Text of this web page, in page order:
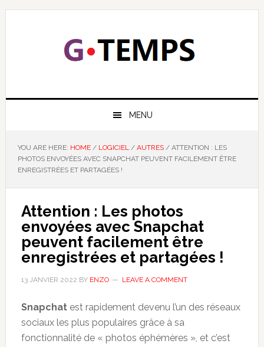
Skip
Skip
Skip
Skip
GTEMPS
MENU
YOU ARE HERE: HOME / LOGICIEL / AUTRES /ATTENTION : LES
PHOTOS ENVOYÉES AVEC SNAPCHAT PEUVENT FACILEMENT ÊTRE
ENREGISTRÉES ET PARTAGÉES !
Attention : Les photos
envoyées avec Snapchat
peuvent facilement être
enregistrées et partagées !
13 JANVIER 2022 BY ENZO LEAVE A COMMENT
Snapchat est rapidement devenu l’un des réseaux
sociaux les plus populaires grâce à sa
fonctionnalité de « photos éphémères », et c’est